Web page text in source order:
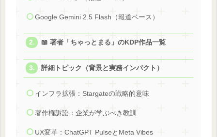
Google Gemini 2.5 Flash（報道ベース）
📖 著者「ちゃっとまる」のKDP作品一覧
詳細トピック（背景と実務インパクト）
インフラ拡張：Stargateの戦略的意味
著作権訴訟：企業が学ぶべき教訓
UX変革：ChatGPT PulseとMeta Vibes